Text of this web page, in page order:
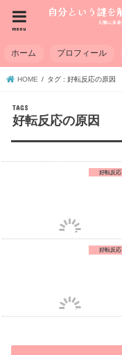
menu
ホーム プロフィール
HOME タグ : 好転反応の原因
好転反応の原因
好転反応
好転反応